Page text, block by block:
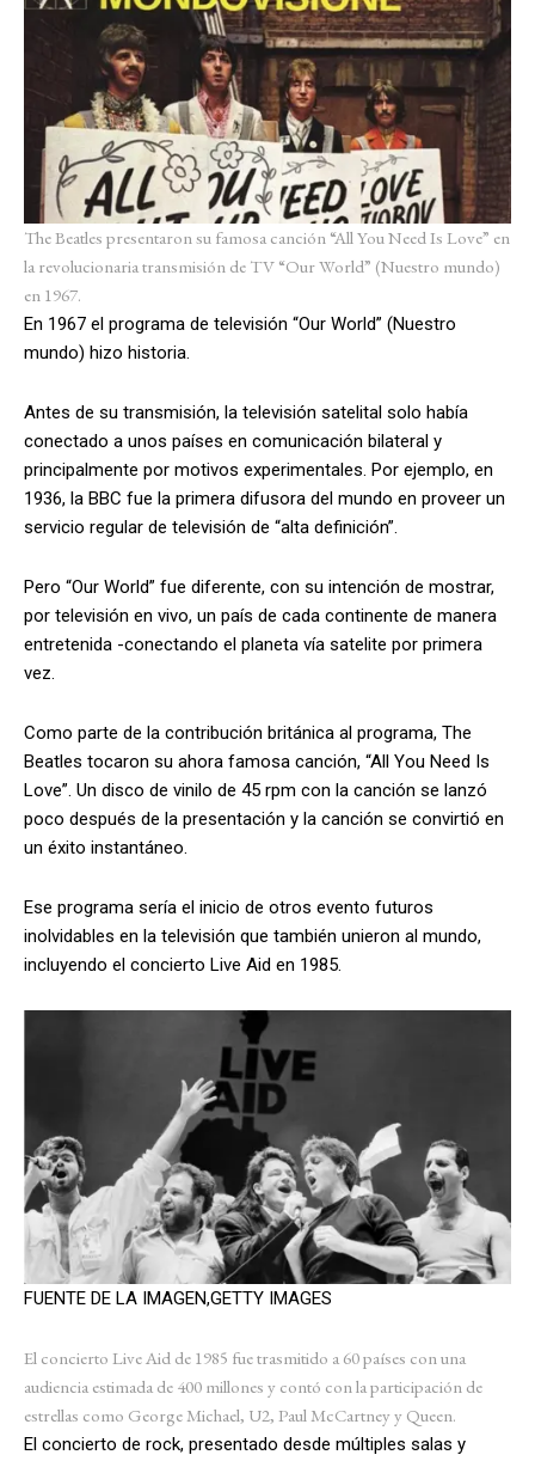
The Beatles presentaron su famosa canción “All You Need Is Love” en
la revolucionaria transmisión de TV “Our World” (Nuestro mundo)
en 1967.
En 1967 el programa de televisión “Our World” (Nuestro
mundo) hizo historia.
Antes de su transmisión, la televisión satelital solo había
conectado a unos países en comunicación bilateral y
principalmente por motivos experimentales. Por ejemplo, en
1936, la BBC fue la primera difusora del mundo en proveer un
servicio regular de televisión de “alta definición”.
Pero “Our World” fue diferente, con su intención de mostrar,
por televisión en vivo, un país de cada continente de manera
entretenida -conectando el planeta vía satelite por primera
vez.
Como parte de la contribución británica al programa, The
Beatles tocaron su ahora famosa canción, “All You Need Is
Love”. Un disco de vinilo de 45 rpm con la canción se lanzó
poco después de la presentación y la canción se convirtió en
un éxito instantáneo.
Ese programa sería el inicio de otros evento futuros
inolvidables en la televisión que también unieron al mundo,
incluyendo el concierto Live Aid en 1985.
FUENTE DE LA IMAGEN,GETTY IMAGES
El concierto Live Aid de 1985 fue trasmitido a 60 países con una
audiencia estimada de 400 millones y contó con la participación de
estrellas como George Michael, U2, Paul McCartney y Queen.
El concierto de rock, presentado desde múltiples salas y